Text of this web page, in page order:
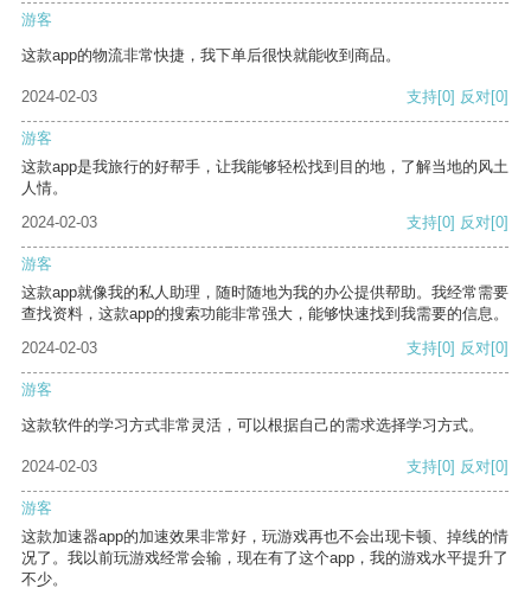
游客
这款app的物流非常快捷，我下单后很快就能收到商品。
2024-02-03 支持[0] 反对[0]
游客
这款app是我旅行的好帮手，让我能够轻松找到目的地，了解当地的风土
人情。
2024-02-03
支持[0] 反对[0]
游客
这款app就像我的私人助理，随时随地为我的办公提供帮助。我经常需要
查找资料，这款app的搜索功能非常强大，能够快速找到我需要的信息。
2024-02-03
支持[0] 反对[0]
游客
这款软件的学习方式非常灵活，可以根据自己的需求选择学习方式。
2024-02-03 支持[0] 反对[0]
游客
这款加速器app的加速效果非常好，玩游戏再也不会出现卡顿、掉线的情
况了。我以前玩游戏经常会输，现在有了这个app，我的游戏水平提升了
不少。